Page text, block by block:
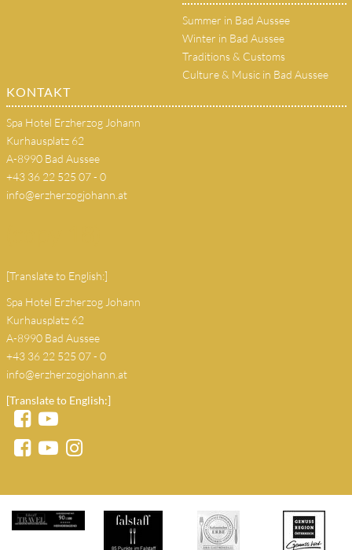
Summer in Bad Aussee
Winter in Bad Aussee
Traditions & Customs
Culture & Music in Bad Aussee
KONTAKT
Spa Hotel Erzherzog Johann
Kurhausplatz 62
A-8990 Bad Aussee
+43 36 22 525 07 - 0
info@erzherzogjohann.at
[Translate to English:]
Spa Hotel Erzherzog Johann
Kurhausplatz 62
A-8990 Bad Aussee
+43 36 22 525 07 - 0
info@erzherzogjohann.at
[Translate to English:]